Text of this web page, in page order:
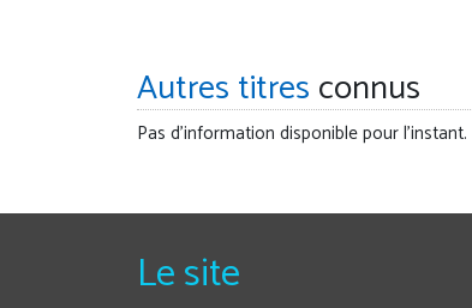
Autres titresconnus
Pas d'information disponible pour l'instant.
Le site